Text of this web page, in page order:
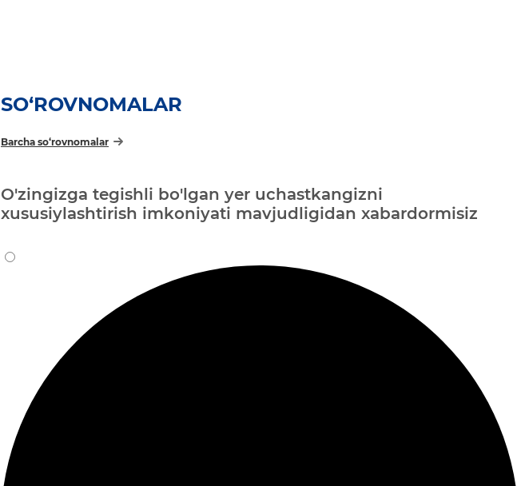
SO‘ROVNOMALAR
Barcha so‘rovnomalar
O'zingizga tegishli bo'lgan yer uchastkangizni
xususiylashtirish imkoniyati mavjudligidan xabardormisiz